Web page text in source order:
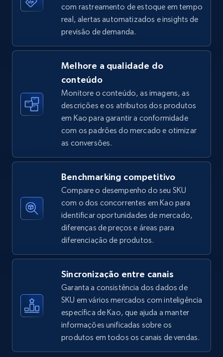
TikTok Shop - discover records by shop url
price, Final price, Discount percent, and more.
5.4K+ 668+ Comece agora
Amazon sellers info
Seller id, URL, Seller name, Description, Detailed
info, Stars, Feedbacks, Return policy, and more.
2.5K+ 378+ Comece agora
Seller reviews, Breadcrumbs, Root category, and
2.5K+ 359+ Comece agora
com rastreamento de estoque em tempo
real, alertas automatizados e insights de
previsão de demanda.
Melhore a qualidade do
conteúdo
Monitore o conteúdo, as imagens, as
descrições e os atributos dos produtos
em Kao para garantir a conformidade
com os padrões do mercado e otimizar
as conversões.
Benchmarking competitivo
Compare o desempenho do seu SKU
com o dos concorrentes em Kao para
identificar oportunidades de mercado,
diferenças de preços e áreas para
diferenciação de produtos.
Sincronização entre canais
Garanta a consistência dos dados de
SKU em vários mercados com inteligência
específica de Kao, que ajuda a manter
informações unificadas sobre os
produtos em todos os canais de vendas.